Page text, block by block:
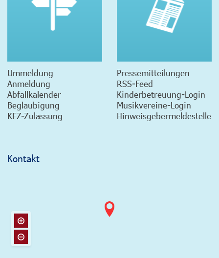
Ummeldung
Anmeldung
Abfallkalender
Beglaubigung
KFZ-Zulassung
Pressemitteilungen
RSS-Feed
Kinderbetreuung-Login
Musikvereine-Login
Hinweisgebermeldestelle
Kontakt